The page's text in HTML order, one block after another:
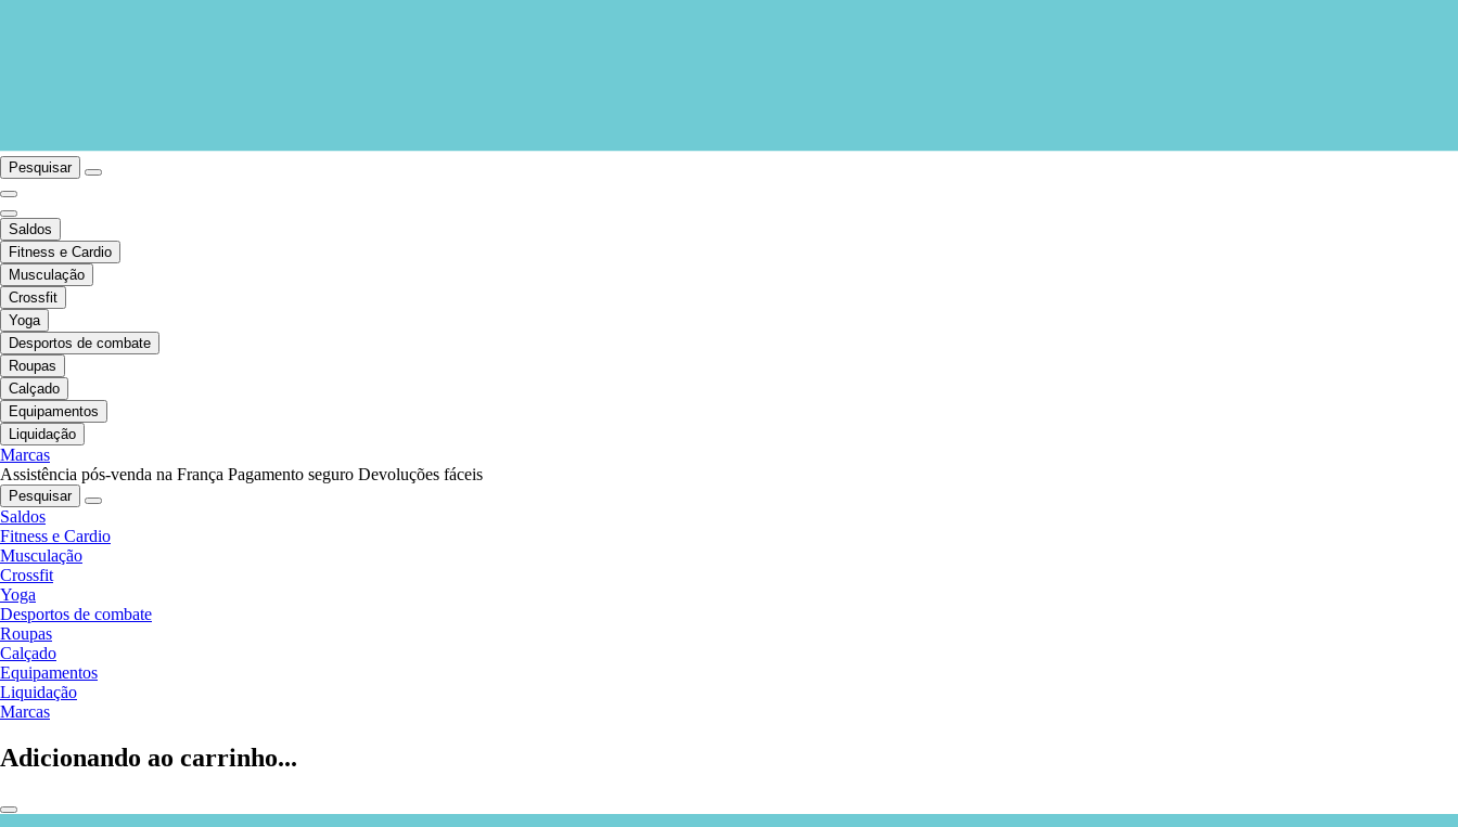
Pesquisar
Saldos
Fitness e Cardio
Musculação
Crossfit
Yoga
Desportos de combate
Roupas
Calçado
Equipamentos
Liquidação
Marcas
Assistência pós-venda na França Pagamento seguro Devoluções fáceis
Pesquisar
Saldos
Fitness e Cardio
Musculação
Crossfit
Yoga
Desportos de combate
Roupas
Calçado
Equipamentos
Liquidação
Marcas
Adicionando ao carrinho...